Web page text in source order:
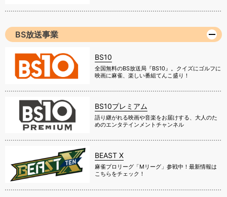
BS放送事業
BS10
全国無料のBS放送局『BS10』。クイズにゴルフに
映画に麻雀、楽しい番組てんこ盛り！
BS10プレミアム
語り継がれる映画や音楽をお届けする、大人のた
めのエンタテインメントチャンネル
BEAST X
麻雀プロリーグ「Mリーグ」参戦中！最新情報は
こちらをチェック！